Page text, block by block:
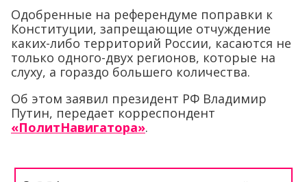
Одобренные на референдуме поправки к
Конституции, запрещающие отчуждение
каких-либо территорий России, касаются не
только одного-двух регионов, которые на
слуху, а гораздо большего количества.
Об этом заявил президент РФ Владимир
Путин, передает корреспондент
«ПолитНавигатора».